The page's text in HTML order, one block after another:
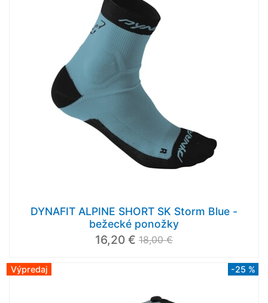
DYNAFIT ALPINE SHORT SK Storm Blue -
bežecké ponožky
16,20 € 18,00 €
Výpredaj -25 %